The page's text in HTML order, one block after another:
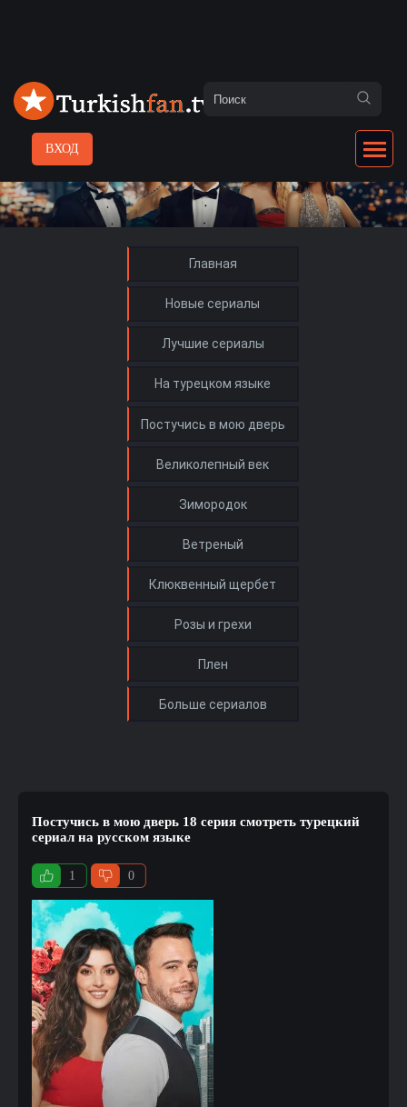
ВХОД
Главная
Новые сериалы
Лучшие сериалы
На турецком языке
Постучись в мою дверь 18 серия смотреть турецкий
сериал на русском языке
1 0